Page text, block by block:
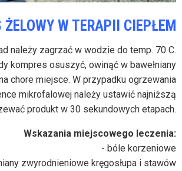
ŻELOWY W TERAPII CIEPŁEM
należy zagrzać w wodzie do temp. 70 C.
kompres osuszyć, owinąć w bawełniany
chore miejsce. W przypadku ogrzewania
mikrofalowej należy ustawić najniższą
produkt w 30 sekundowych etapach.
Wskazania miejscowego leczenia:
- bóle korzeniowe
zwyrodnieniowe kręgosłupa i stawów